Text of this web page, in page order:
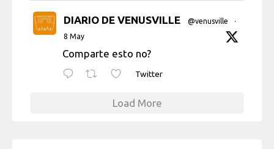
DIARIO DE VENUSVILLE @venusville
·
8 May
Comparte esto no?
Twitter
Load More